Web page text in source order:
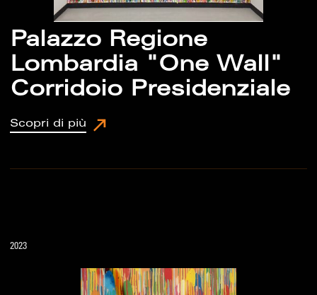
Palazzo Regione
Lombardia "One Wall"
Corridoio Presidenziale
Scopri di più
2023